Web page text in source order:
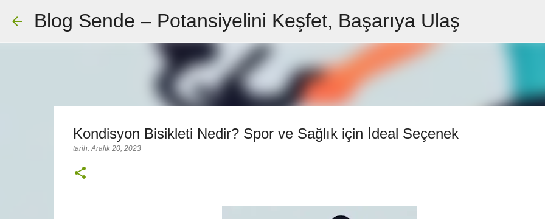
Ana içeriğe atla
Blog Sende – Potansiyelini Keşfet, Başarıya Ulaş
Kondisyon Bisikleti Nedir? Spor ve Sağlık için İdeal Seçenek
tarih:Aralık 20, 2023